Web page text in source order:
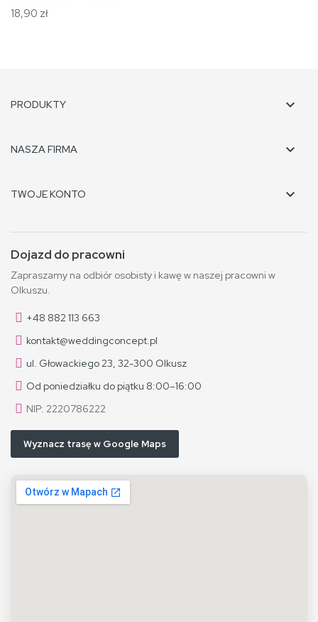
18,90 zł
PRODUKTY 
NASZA FIRMA 
TWOJE KONTO 
Dojazd do pracowni
Zapraszamy na odbiór osobisty i kawę w naszej pracowni w
Olkuszu.
+48 882 113 663
kontakt@weddingconcept.pl
ul. Głowackiego 23, 32-300 Olkusz
Od poniedziałku do piątku 8:00–16:00
NIP: 2220786222
Wyznacz trasę w Google Maps